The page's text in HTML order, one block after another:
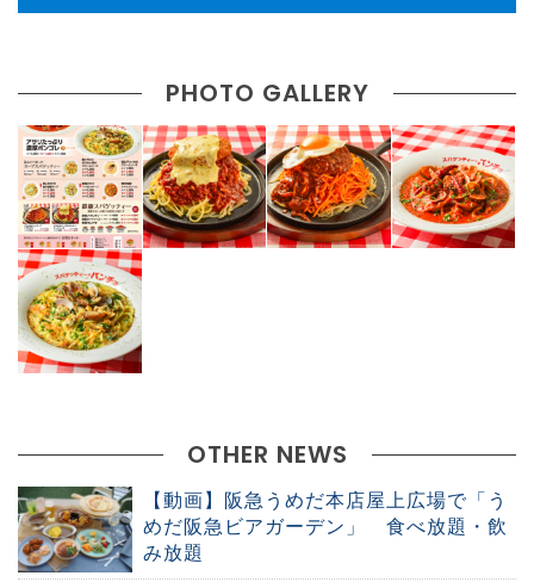
PHOTO GALLERY
OTHER NEWS
【動画】阪急うめだ本店屋上広場で「う
めだ阪急ビアガーデン」 食べ放題・飲
み放題